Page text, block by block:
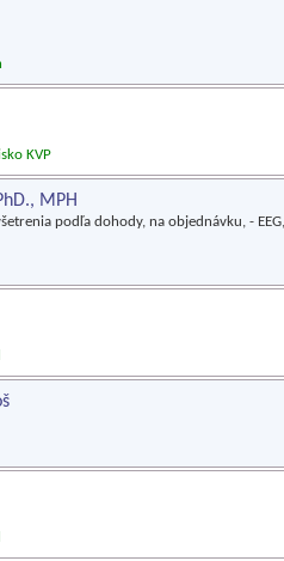
KVP
MPH
podľa dohody, na objednávku, -